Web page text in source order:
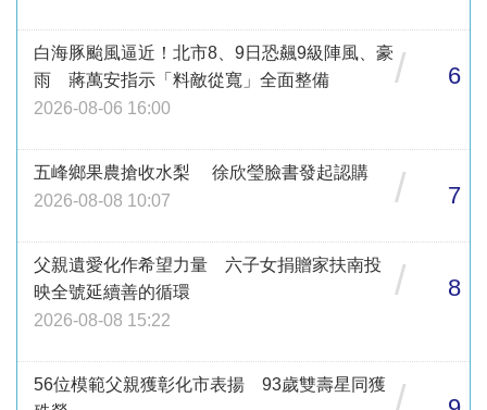
白海豚颱風逼近！北市8、9日恐飆9級陣風、豪
雨 蔣萬安指示「料敵從寬」全面整備
2026-08-06 16:00
/ 6
五峰鄉果農搶收水梨 徐欣瑩臉書發起認購
2026-08-08 10:07
/ 7
父親遺愛化作希望力量 六子女捐贈家扶南投
映全號延續善的循環
2026-08-08 15:22
/ 8
56位模範父親獲彰化市表揚 93歲雙壽星同獲 /